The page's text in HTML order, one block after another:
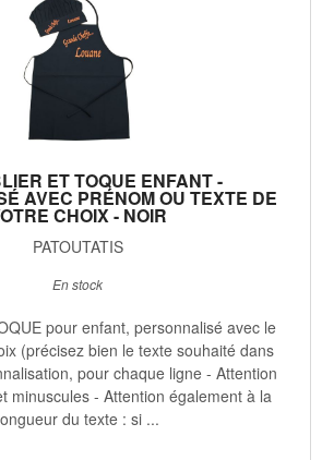
ET TOQUE ENFANT -
AVEC PRÉNOM OU TEXTE DE
CHOIX - NOIR
PATOUTATIS
En stock
pour enfant, personnalisé avec le
(précisez bien le texte souhaité dans
pour chaque ligne - Attention
minuscules - Attention également à la
du texte : si ...